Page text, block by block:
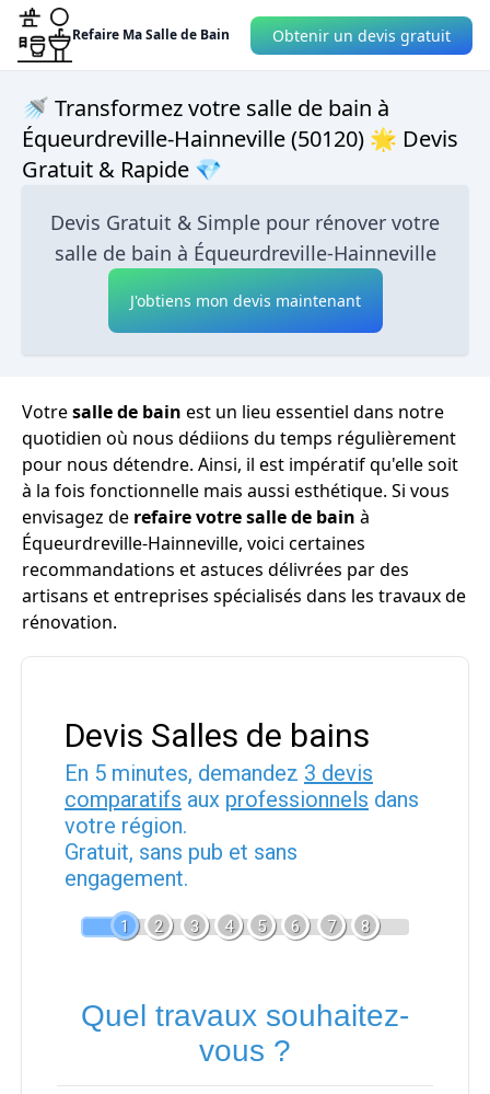
Refaire Ma Salle de Bain Obtenir un devis gratuit
🚿 Transformez votre salle de bain à
Équeurdreville-Hainneville (50120) 🌟 Devis
Gratuit & Rapide 💎
Devis Gratuit & Simple pour rénover votre
salle de bain à Équeurdreville-Hainneville
J'obtiens mon devis maintenant
Votresalle de bain est un lieu essentiel dans notre
quotidien où nous dédiions du temps régulièrement
pour nous détendre. Ainsi, il est impératif qu'elle soit
à la fois fonctionnelle mais aussi esthétique. Si vous
envisagez de refaire votre salle de bain à
Équeurdreville-Hainneville, voici certaines
recommandations et astuces délivrées par des
artisans et entreprises spécialisés dans les travaux de
rénovation.
Devis Salles de bains
En 5 minutes, demandez 3 devis
comparatifs aux professionnels dans
votre région.
Gratuit, sans pub et sans
engagement.
1 2 3 4 5 6 7 8
Quel travaux souhaitez-
vous ?